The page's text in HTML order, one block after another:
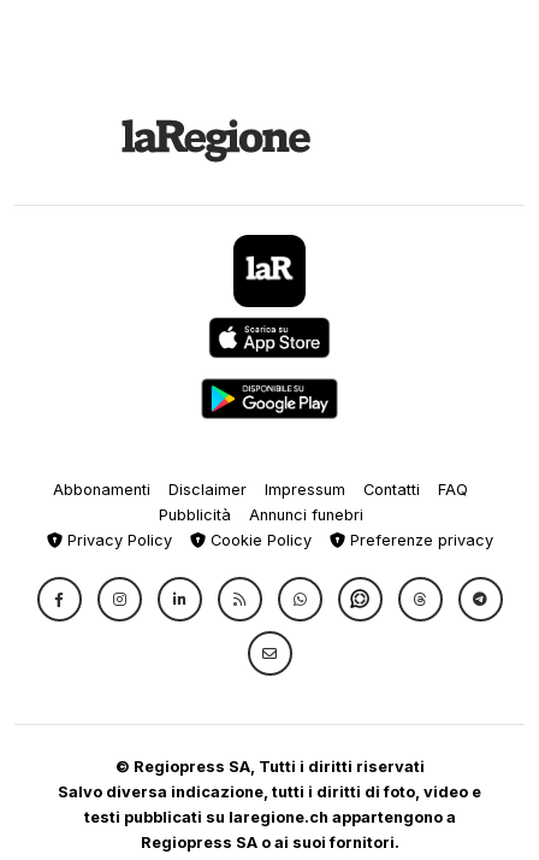
Abbonamenti Disclaimer Impressum Contatti
FAQ
Pubblicità
Annunci funebri
Privacy Policy
Cookie Policy Preferenze privacy
© Regiopress SA, Tutti i diritti riservati
Salvo diversa indicazione, tutti i diritti di foto, video e
testi pubblicati su laregione.ch appartengono a
Regiopress SA o ai suoi fornitori.